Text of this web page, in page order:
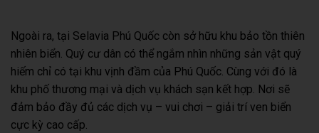
Ngoài ra, tại Selavia Phú Quốc còn sở hữu khu bảo tồn thiên
nhiên biển. Quý cư dân có thể ngắm nhìn những sản vật quý
hiếm chỉ có tại khu vịnh đầm của Phú Quốc. Cùng với đó là
khu phố thương mại và dịch vụ khách sạn kết hợp. Nơi sẽ
đảm bảo đầy đủ các dịch vụ – vui chơi – giải trí ven biển
cực kỳ cao cấp.